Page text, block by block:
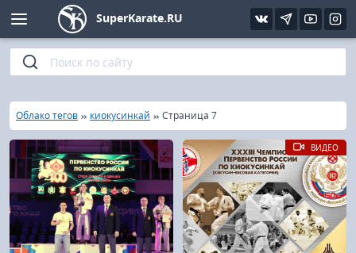
SuperKarate.RU
Главная
»
Облако тегов » киокусинкай » Страница 7
ВИДЕО
Киокушинкай
Кёкусин (IFK)
Шинкиокушинкай
Кекусин-кан
Кикбоксинг и K-1
Фото
Видео
Интервью
Статьи
Уроки каратэ
Файлы
Библиотека